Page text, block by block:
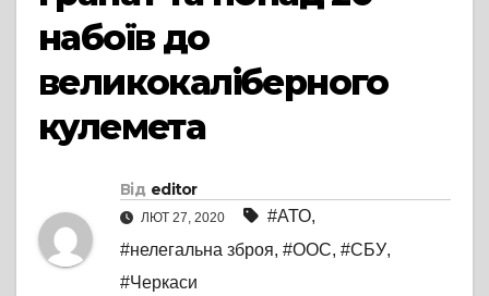
набоїв до
великокаліберного
кулемета
Від editor
ЛЮТ 27, 2020 #АТО,
#нелегальна зброя, #ООС, #СБУ,
#Черкаси